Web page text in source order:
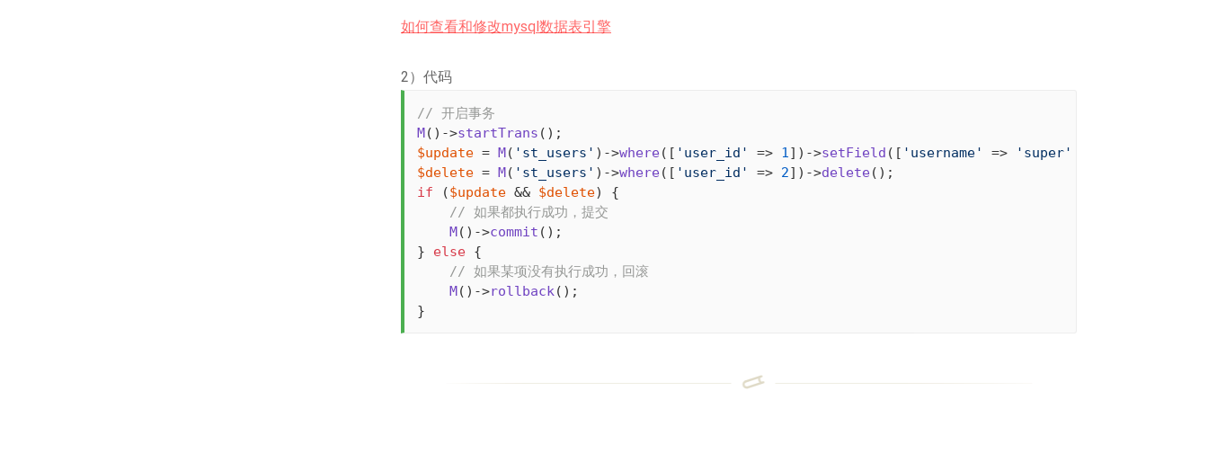
如何查看和修改mysql数据表引擎
2）代码
// 开启事务
M()->startTrans
$update = M( 'st_users' )->where([ 'user_id' => 1 ])->setField ([ 'username' => 'super'
$delete = M( 'st_users' )->where([ 'user_id' => 2])->delete
if ($update && $delete) {
// 如果都执行成功，提交
M()->commit ();
} else {
// 如果某项没有执行成功，回滚
M()->rollback ();
}